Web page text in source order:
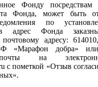
Фонду посредствам
Фонда, может быть
по
в адрес Фонда
адресу:
добра» или
почты на
с пометкой «Отзыв